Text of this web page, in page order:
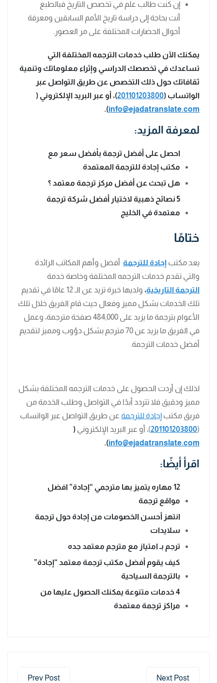
إن كنت طالب علم في تخصص التاريخ فبالطبع
أنت بحاجة إلى دراسة تاريخ الأمم السابقين ومعرفة
أحوال الحضارات المختلفة على مر العصور.
يمكنك الآن طلب خدمات الترجمه المختلفة التي
تساعدك في تخصصك الدراسي وإثراء معلوماتك وتنمية
ثقافاتك حول ذلك التخصص عن طريق التواصل عبر
الواتساب (201101203800)، أو عبر البريد الإلكتروني (
info@ejadatranslate.com
).
لمعرفة المزيد:
احصل على أفضل ترجمة بأفضل سعر مع
مكتب إجادة للترجمة المعتمدة
هل تبحث عن أفضل مركز ترجمة معتمد ؟
5 نصائح ذهبية لاختيار أفضل شركة ترجمة
معتمدة في الخليج
ختامًا
يعد مكتب إجادة للترجمة أفضل وأهم المكاتب الرائدة
والتي تقدم خدمات الترجمه المختلفة وخاصة خدمة
الترجمة التاريخية،
ولديها خبرة تزيد عن الـ 12 عامًا في تقديم
تلك الخدمات بشكل مميز وفعال حيث قام الفريق خلال تلك
الأعوام بترجمة ما يزيد على 484,000 صفحة مترجمة، وعمل
في الفريق ما يزيد عن 70 مترجم بشكل دؤوب ومميز لتقديم
أفضل خدمات الترجمة.
لذلك إن أردت الحصول على خدمات الترجمه المختلفة بشكل
مميز ودقيق فلا تتردد أبدًا في التواصل وطلب الخدمة من
فريق مكتب إجادة للترجمة عن طريق التواصل عبر الواتساب
(
201101203800)، أو عبر البريد الإلكتروني (
info@ejadatranslate.com
).
اقرأ أيضًا:
12 مهاره يتميز بها مترجمي “إجادة” افضل
مواقع ترجمة
انتهز أحسن الخصومات من إجادة حول ترجمة
سلايدات
ترجم بـ امتياز مع مترجم معتمد جده
كيف يقوم أفضل مكتب ترجمة معتمد “إجادة”
بالترجمة السياحية
4 خدمات متنوعة يمكنك الحصول عليها من
مراكز ترجمة معتمدة
Prev Post Next Post